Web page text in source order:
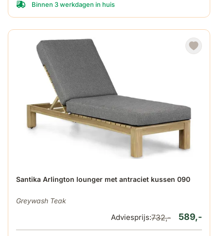
Binnen 3 werkdagen in huis
Santika Arlington lounger met antraciet kussen 090
Greywash Teak
De prijs is afhankelijk van de gekozen opties op de
589,-
Adviesprijs:732,-